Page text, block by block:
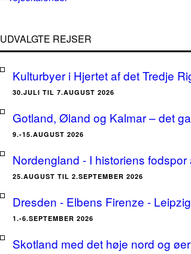
UDVALGTE REJSER
Kulturbyer i Hjertet af det Tredje
30.JULI TIL 7.AUGUST 2026
Gotland, Øland og Kalmar – det
9.-15.AUGUST 2026
Nordengland - I historiens
25.AUGUST TIL 2.SEPTEMBER 2026
Dresden - Elbens Firenze -
1.-6.SEPTEMBER 2026
Skotland med det høje nord og